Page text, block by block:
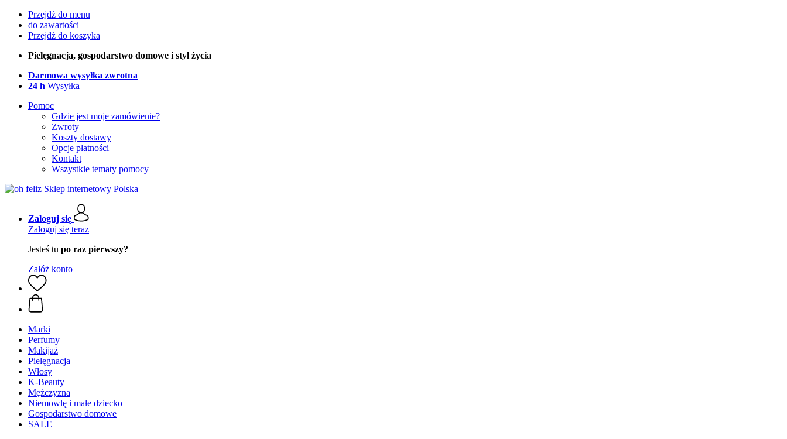
Przejdź do menu
do zawartości
Przejdź do koszyka
Pielęgnacja, gospodarstwo domowe i styl życia
Darmowa wysyłka zwrotna
24 h Wysyłka
Pomoc
Gdzie jest moje zamówienie?
Zwroty
Koszty dostawy
Opcje płatności
Kontakt
Wszystkie tematy pomocy
Zaloguj się
Zaloguj się teraz
Jesteś tu po raz pierwszy?
Załóż konto
Marki
Perfumy
Makijaż
Pielęgnacja
Włosy
K-Beauty
Mężczyzna
Niemowlę i małe dziecko
Gospodarstwo domowe
SALE